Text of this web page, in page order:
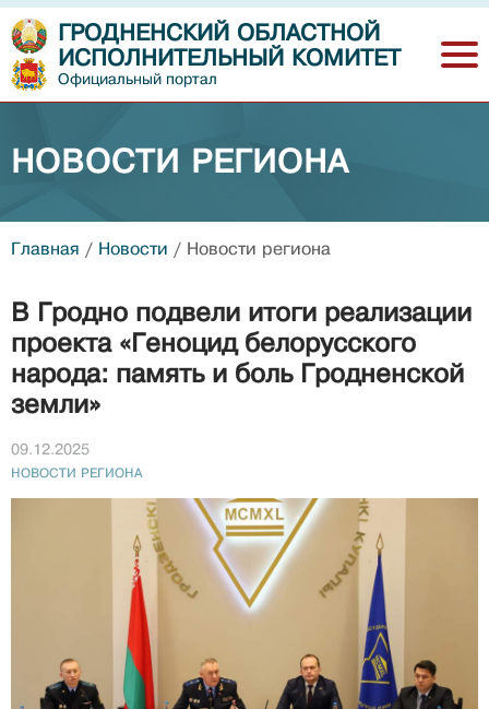
ГРОДНЕНСКИЙ ОБЛАСТНОЙ
ИСПОЛНИТЕЛЬНЫЙ КОМИТЕТ
Официальный портал
НОВОСТИ РЕГИОНА
Главная / Новости / Новости региона
В Гродно подвели итоги реализации
проекта «Геноцид белорусского
народа: память и боль Гродненской
земли»
09.12.2025
НОВОСТИ РЕГИОНА